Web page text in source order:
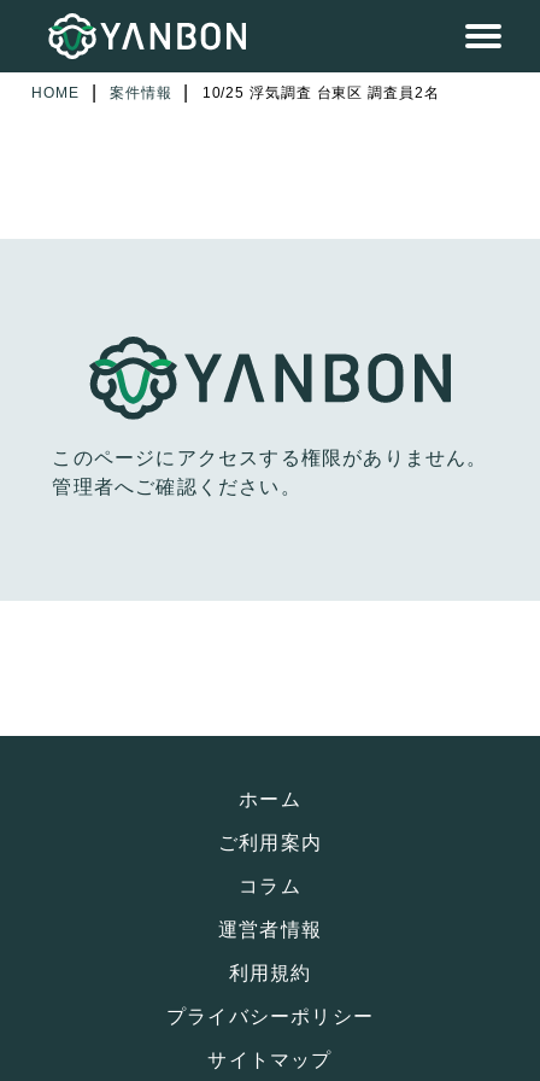
HOME 案件情報 10/25 浮気調査 台東区 調査員2名
このページにアクセスする権限がありません。
管理者へご確認ください。
ホーム
ご利用案内
コラム
運営者情報
利用規約
プライバシーポリシー
サイトマップ